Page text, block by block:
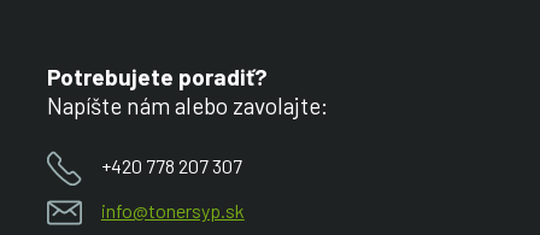
Potrebujete poradiť?
Napíšte nám alebo zavolajte:
+420 778 207 307
info@tonersyp.sk